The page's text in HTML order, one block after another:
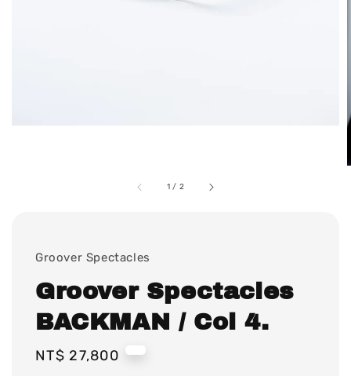
1 / 2
Groover Spectacles
Groover Spectacles
BACKMAN / Col 4.
Regular
NT$ 27,800